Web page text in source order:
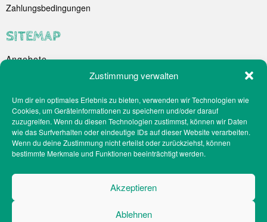
Zustimmung verwalten
Um dir ein optimales Erlebnis zu bieten, verwenden wir Technologien wie
Cookies, um Geräteinformationen zu speichern und/oder darauf
zuzugreifen. Wenn du diesen Technologien zustimmst, können wir Daten
wie das Surfverhalten oder eindeutige IDs auf dieser Website verarbeiten.
Wenn du deine Zustimmung nicht erteilst oder zurückziehst, können
bestimmte Merkmale und Funktionen beeinträchtigt werden.
Akzeptieren
Ablehnen
Zahlungsbedingungen
SITEMAP
Angebote
Catering
Webshop
Filialen
Kontakt
Teilnahmebedingungen Gewinnspiel
Impressum
Social-Media-Datenschutz